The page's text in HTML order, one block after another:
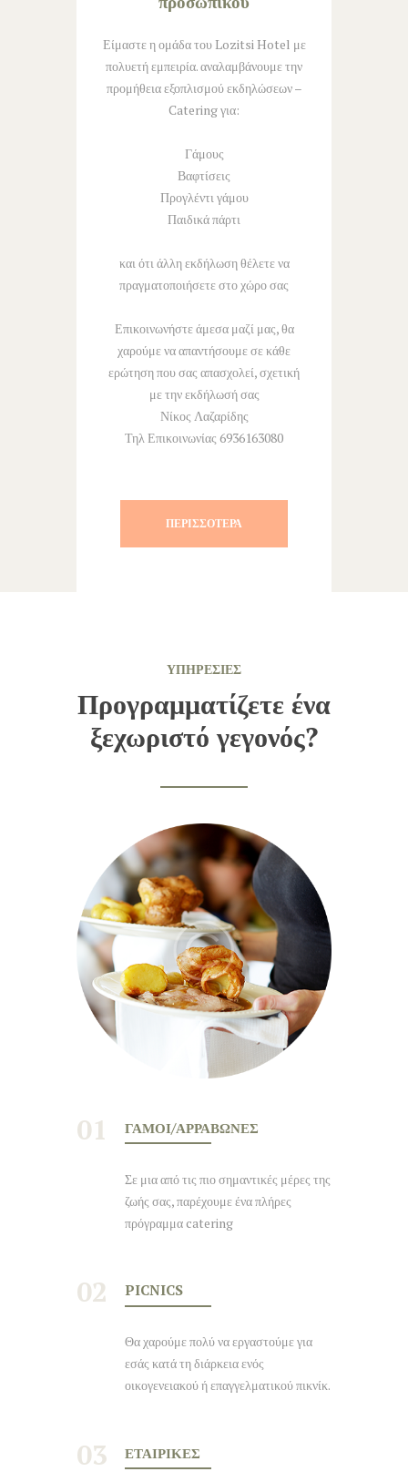
Είμαστε η ομάδα του Lozitsi Hotel με
πολυετή εμπειρία. αναλαμβάνουμε την
προμήθεια εξοπλισμού εκδηλώσεων –
Catering για:
Γάμους
Βαφτίσεις
Προγλέντι γάμου
Παιδικά πάρτι
και ότι άλλη εκδήλωση θέλετε να
πραγματοποιήσετε στο χώρο σας
Επικοινωνήστε άμεσα μαζί μας, θα
χαρούμε να απαντήσουμε σε κάθε
ερώτηση που σας απασχολεί, σχετική
με την εκδήλωσή σας
Νίκος Λαζαρίδης
Τηλ Επικοινωνίας 6936163080
ΠΕΡΙΣΣΌΤΕΡΑ
ΥΠΗΡΕΣΊΕΣ
Προγραμματίζετε ένα
ξεχωριστό γεγονός?
01 ΓΆΜΟΙ/ΑΡΡΑΒΏΝΕΣ
Σε μια από τις πιο σημαντικές μέρες της
ζωής σας, παρέχουμε ένα πλήρες
πρόγραμμα catering
02 PICNICS
Θα χαρούμε πολύ να εργαστούμε για
εσάς κατά τη διάρκεια ενός
οικογενειακού ή επαγγελματικού πικνίκ.
03 ΕΤΑΙΡΙΚΈΣ